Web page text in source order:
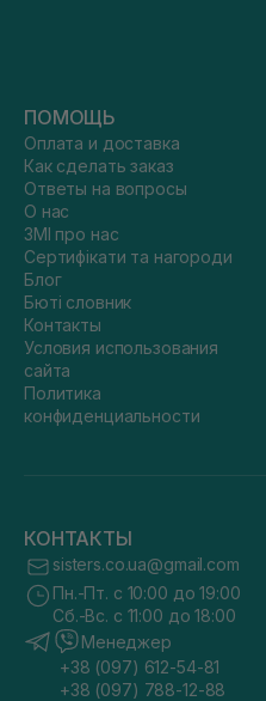
ПОМОЩЬ
Оплата и доставка
Как сделать заказ
Ответы на вопросы
О нас
ЗМІ про нас
Сертифікати та нагороди
Блог
Бюті словник
Контакты
Условия использования
сайта
Политика
конфиденциальности
КОНТАКТЫ
sisters.co.ua@gmail.com
Пн.-Пт. с 10:00 до 19:00
Сб.-Вс. с 11:00 до 18:00
Менеджер
+38 (097) 612-54-81
+38 (097) 788-12-88